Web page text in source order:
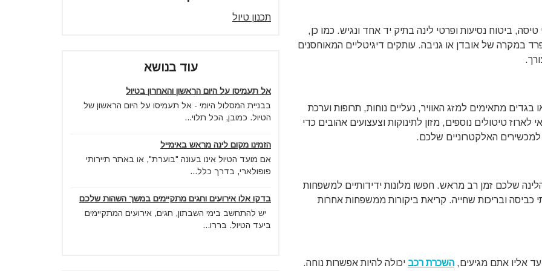
ביטוח נסיעות ופרטי לינה בתיק יד אחד ונגיש. כמו כן,
במקרה של אובדן או גניבה. עותקים דיגיטליים המאוחסנים
מתאימים למזג האוויר, נעליים נוחות, תרופות וערכת
טיטולים נוספים, מזון לתינוקות וצעצועים אהובים כדי
האלקטרוניים שלכם.
שלכם זמן רב מראש. חפשו מלונות ידידותיים למשפחות
כביסה ובריכות שחייה. קריאת ביקורות ממשפחות אחרות
אליו אתם מגיעים, השכרת רכב יכולה להיות אפשרות נוחה.
תכנון טיול
עוד בנושא
אל תעמיסו על היום הראשון והאחרון בטיול
בבניית המסלול היומי - אל תעמיסו על היום הראשון של
הטיול. כמובן, הכל תלוי...
הזמינו מקום לינה מראש באימייל
אם מועד הטיול אינו בעונה "בוערת", או באתר תיירותי
פופולארי, בדרך כלל...
בדקו אלו אירועים וחגים מתקיימים במשך השהות שלכם
יש להתחשב בימי השבתון, חגים, אירועים המתקיימים
ביעד הטיול. בררו...